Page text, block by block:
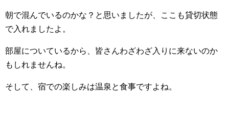
朝で混んでいるのかな？と思いましたが、ここも貸切状態
で入れましたよ。
部屋についているから、皆さんわざわざ入りに来ないのか
もしれませんね。
そして、宿での楽しみは温泉と食事ですよね。